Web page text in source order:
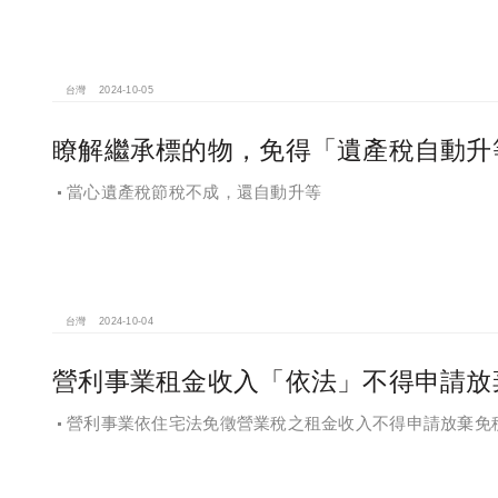
台灣 2024-10-05
瞭解繼承標的物，免得「遺產稅自動升
當心遺產稅節稅不成，還自動升等
台灣 2024-10-04
營利事業租金收入「依法」不得申請放
營利事業依住宅法免徵營業稅之租金收入不得申請放棄免